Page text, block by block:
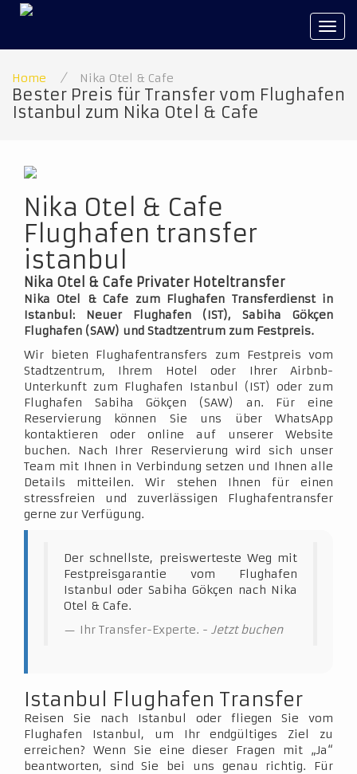
Home / Nika Otel & Cafe
Bester Preis für Transfer vom Flughafen
Istanbul zum Nika Otel & Cafe
Nika Otel & Cafe
Flughafen transfer
istanbul
Nika Otel & Cafe Privater Hoteltransfer
Nika Otel & Cafe zum Flughafen Transferdienst in
Istanbul: Neuer Flughafen (IST), Sabiha Gökçen
Flughafen (SAW) und Stadtzentrum zum Festpreis.
Wir bieten Flughafentransfers zum Festpreis vom
Stadtzentrum, Ihrem Hotel oder Ihrer Airbnb-
Unterkunft zum Flughafen Istanbul (IST) oder zum
Flughafen Sabiha Gökçen (SAW) an. Für eine
Reservierung können Sie uns über WhatsApp
kontaktieren oder online auf unserer Website
buchen. Nach Ihrer Reservierung wird sich unser
Team mit Ihnen in Verbindung setzen und Ihnen alle
Details mitteilen. Wir stehen Ihnen für einen
stressfreien und zuverlässigen Flughafentransfer
gerne zur Verfügung.
Der schnellste, preiswerteste Weg mit
Festpreisgarantie vom Flughafen
Istanbul oder Sabiha Gökçen nach Nika
Otel & Cafe.
Ihr Transfer-Experte. - Jetzt buchen
Istanbul Flughafen Transfer
Reisen Sie nach Istanbul oder fliegen Sie vom
Flughafen Istanbul, um Ihr endgültiges Ziel zu
erreichen? Wenn Sie eine dieser Fragen mit „Ja“
beantworten, sind Sie bei uns genau richtig. Für